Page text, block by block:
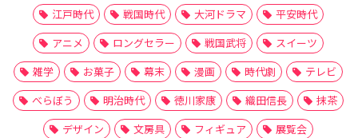
江戸時代 戦国時代 大河ドラマ
平安時代
アニメ
ロングセラー 戦国武将
スイーツ
雑学
お菓子 幕末 漫画 時代劇
テレビ
べらぼう
明治時代 徳川家康 織田信長
抹茶
デザイン
文房具 フィギュア
展覧会